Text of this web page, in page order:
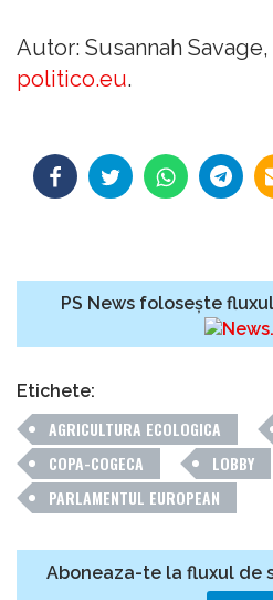
Autor: Susannah
politico.eu.
PS News folosește
Etichete:
AGRICULTURA ECOLOGICA
COPA-COGECA
LOBBY
PARLAMENTUL EUROPEAN
Aboneaza-te la fluxul de